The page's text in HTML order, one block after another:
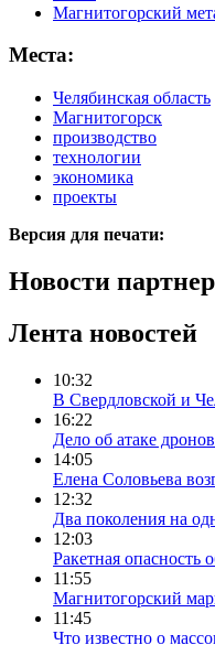
Магнитогорский
Места:
Челябинская область
Магнитогорск
производство
технологии
экономика
проекты
Версия для печати:
Новости
Лента новостей
10:32
В Свердловской и
16:22
Дело об атаке
14:05
Елена Соловьева
12:32
Два поколения на
12:03
Ракетная опасность
11:55
Магнитогорский
11:45
Что известно о